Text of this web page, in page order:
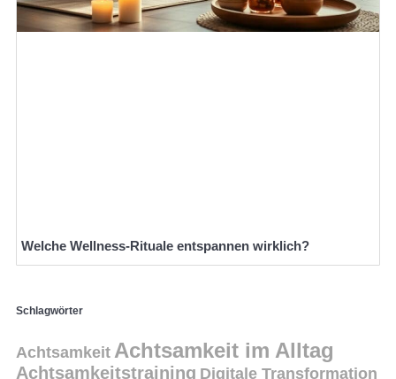
Welche Wellness-Rituale entspannen wirklich?
Schlagwörter
Achtsamkeit Achtsamkeit im Alltag
Achtsamkeitstraining Digitale Transformation